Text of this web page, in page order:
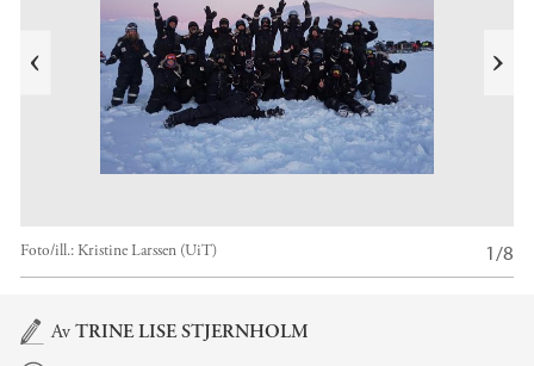
Foto/ill.: Kristine Larssen (UiT) 1/8
Hovedinnhold
AvTRINE LISE STJERNHOLM